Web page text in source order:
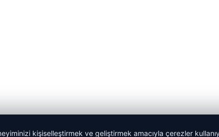
kişiselleştirmek ve geliştirmek amacıyla çerezler